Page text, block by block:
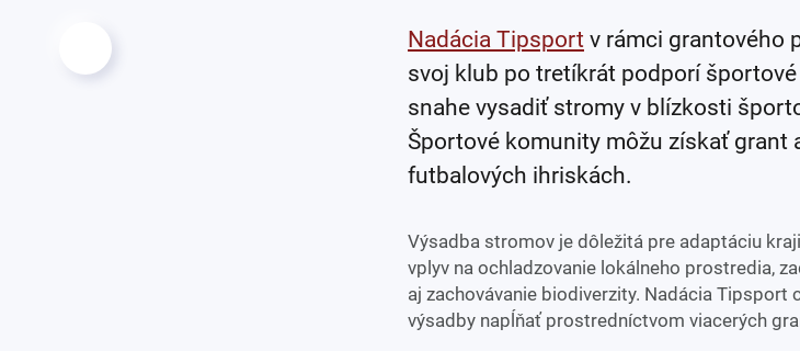
Nadácia Tipsport v rámci grantového
svoj klub po tretíkrát podporí
snahe vysadiť stromy v blízkosti
Športové komunity môžu získať grant
futbalových ihriskách.
Výsadba stromov je dôležitá pre adaptáciu
vplyv na ochladzovanie lokálneho prostredia,
aj zachovávanie biodiverzity. Nadácia Tipsport
výsadby napĺňať prostredníctvom viacerých